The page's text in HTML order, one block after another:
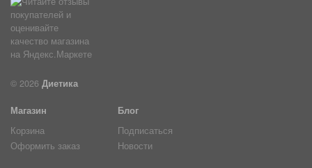
© 2026 Диетика
Магазин
Корзина
Оформить заказ
Блог
Подписаться
Новости